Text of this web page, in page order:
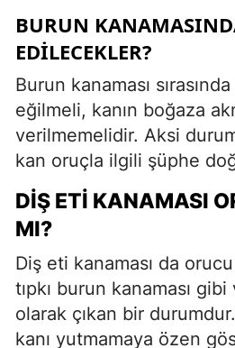
BURUN
EDILECEKLER?
Burun kanaması
eğilmeli, kanın boğaza
verilmemelidir. Aksi
kan oruçla ilgili şüphe
DIŞ ETI KANAMASI
MI?
Diş eti kanaması da
tıpkı burun kanaması
olarak çıkan bir
kanı yutmamaya özen